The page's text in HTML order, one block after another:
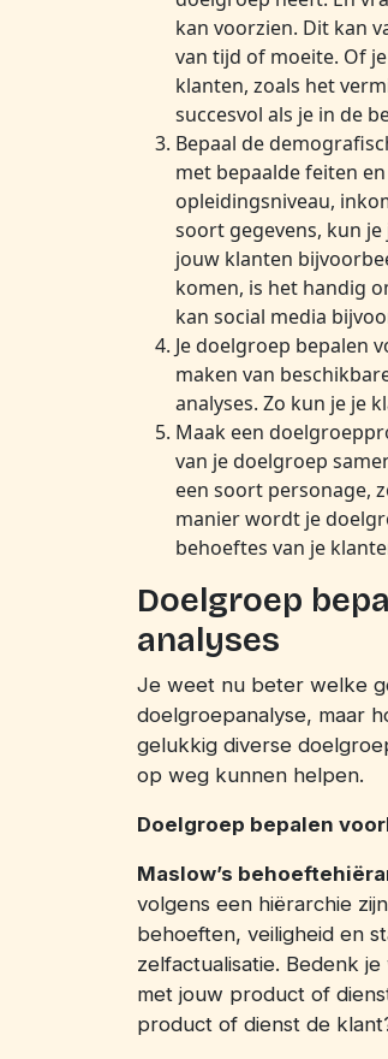
kan voorzien. Dit kan
van tijd of moeite. Of
klanten, zoals het
succesvol als je in de
Bepaal de
met bepaalde feiten
opleidingsniveau,
soort gegevens, kun
jouw klanten
komen, is het handig
kan social media
Je doelgroep bepalen
maken van
analyses. Zo kun je je
Maak een
van je doelgroep
een soort personage,
manier wordt je
behoeftes van je
Doelgroep
analyses
Je weet nu beter welke
doelgroepanalyse, maar
gelukkig diverse
op weg kunnen helpen.
Doelgroep bepalen
Maslow’s
volgens een hiërarchie
behoeften, veiligheid en
zelfactualisatie. Bedenk
met jouw product of
product of dienst de